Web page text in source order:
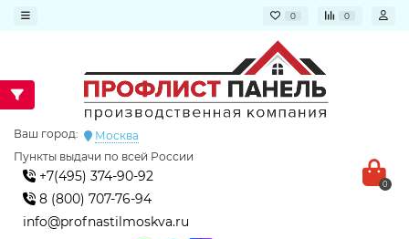
0 0
Ваш город:
Москва
Пункты выдачи по всей России
+7(495) 374-90-92
8 (800) 707-76-94
info@profnastilmoskva.ru
0